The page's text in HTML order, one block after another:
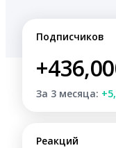
Подписчиков
За 3 месяца:
Реакций